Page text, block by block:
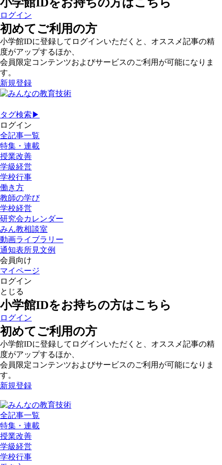
ログイン
初めてご利用の方
小学館IDに登録してログインいただくと、オススメ記事の精
度がアップするほか、
会員限定コンテンツおよびサービスのご利用が可能になりま
す。
新規登録
タグ検索▶
ログイン
全記事一覧
特集・連載
授業改善
学級経営
学校行事
働き方
教師の学び
学校経営
研究会カレンダー
みん教相談室
動画ライブラリー
通知表所見文例
会員向け
マイページ
ログイン
とじる
小学館IDをお持ちの方はこちら
ログイン
初めてご利用の方
小学館IDに登録してログインいただくと、オススメ記事の精
度がアップするほか、
会員限定コンテンツおよびサービスのご利用が可能になりま
す。
新規登録
全記事一覧
特集・連載
授業改善
学級経営
学校行事